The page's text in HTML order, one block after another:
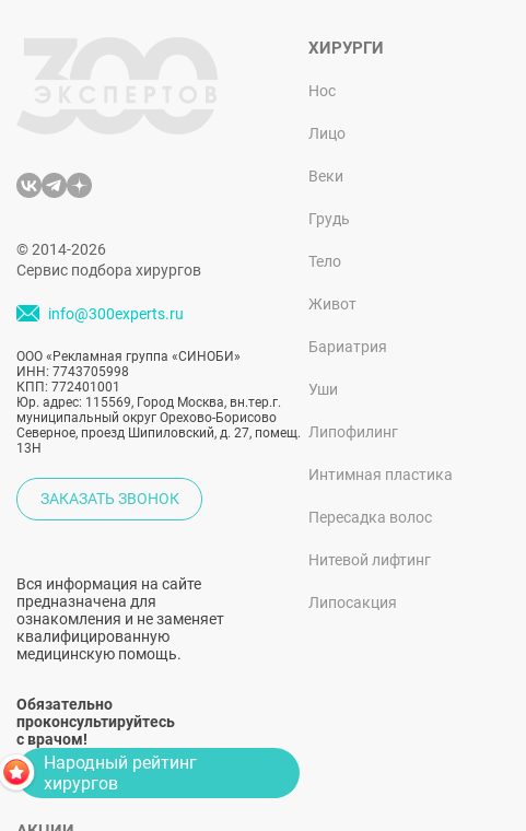
© 2014-2026
Сервис подбора хирургов
info@300experts.ru
ООО «Рекламная группа «СИНОБИ»
ИНН: 7743705998
КПП: 772401001
Юр. адрес: 115569, Город Москва, вн.тер.г.
муниципальный округ Орехово-Борисово
Северное, проезд Шипиловский, д. 27, помещ.
13Н
ЗАКАЗАТЬ ЗВОНОК
Вся информация на сайте
предназначена для
ознакомления и не заменяет
квалифицированную
медицинскую помощь.
Обязательно
проконсультируйтесь
с врачом!
ХИРУРГИ
Нос
Лицо
Веки
Грудь
Тело
Живот
Бариатрия
Уши
Липофилинг
Интимная пластика
Пересадка волос
Нитевой лифтинг
Липосакция
Народный рейтинг
хирургов